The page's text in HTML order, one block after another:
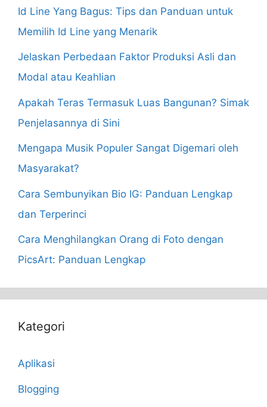
Id Line Yang Bagus: Tips dan Panduan untuk
Memilih Id Line yang Menarik
Jelaskan Perbedaan Faktor Produksi Asli dan
Modal atau Keahlian
Apakah Teras Termasuk Luas Bangunan? Simak
Penjelasannya di Sini
Mengapa Musik Populer Sangat Digemari oleh
Masyarakat?
Cara Sembunyikan Bio IG: Panduan Lengkap
dan Terperinci
Cara Menghilangkan Orang di Foto dengan
PicsArt: Panduan Lengkap
Kategori
Aplikasi
Blogging